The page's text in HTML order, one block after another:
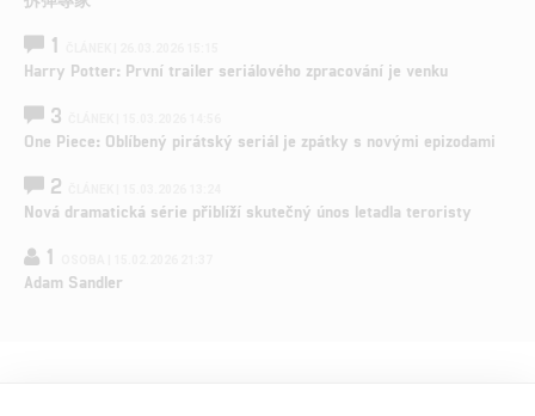
1
Harry Potter: První trailer seriálového zpracování je venku
3
One Piece: Oblíbený pirátský seriál je zpátky s novými epizodami
2
Nová dramatická série přiblíží skutečný únos letadla teroristy
1
Adam Sandler